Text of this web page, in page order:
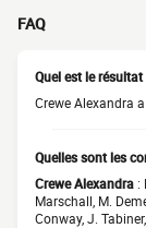
FAQ
Quel est le
Crewe Alexandra
Quelles sont les
Crewe Alexandra :
Marschall, M.
Conway, J.